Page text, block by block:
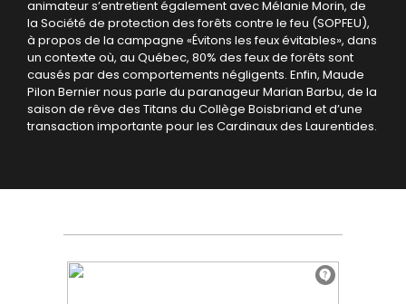
animateur s’entretient également avec Mélanie Morin, de
la Société de protection des forêts contre le feu (SOPFEU),
à propos de la campagne «Évitons les feux évitables», dans
un contexte où, au Québec, 80% des feux de forêts sont
causés par des comportements négligents. Enfin, Maude
Pilon Bernier nous parle du paranageur Marian Barbu, de la
saison de rêve des Titans du Collège Boisbriand et d’une
transaction importante pour les Cardinaux des Laurentides.